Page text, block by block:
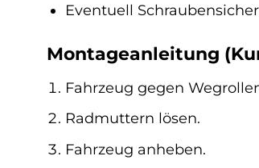
Eventuell
Montageanleitung
Fahrzeug gegen
Radmuttern lösen.
Fahrzeug anheben.